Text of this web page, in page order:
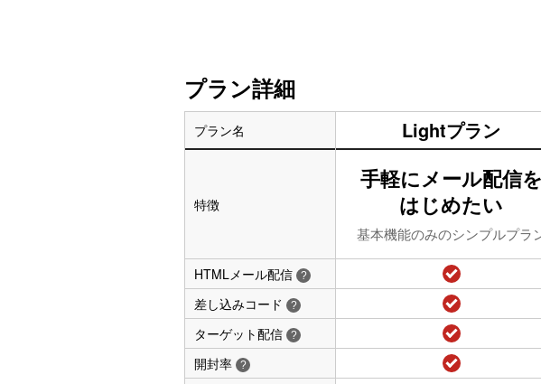
プラン詳細
プラン名
特徴
HTMLメール配信 ?
差し込みコード ?
ターゲット配信 ?
開封率 ?
Lightプラン
手軽にメール配信を
はじめたい
基本機能のみのシンプルプラ